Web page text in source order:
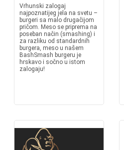
Vrhunski zalogaj
najpoznatijeg jela na svetu –
burgeri sa malo drugačijom
pričom. Meso se priprema na
poseban način (smashing) i
za razliku od standardnih
burgera, meso u našem
BashSmash burgeru je
hrskavo i sočno u istom
zalogaju!